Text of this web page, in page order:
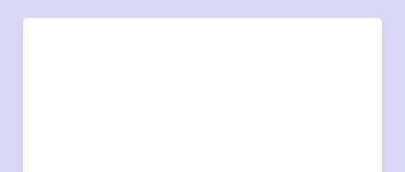
de